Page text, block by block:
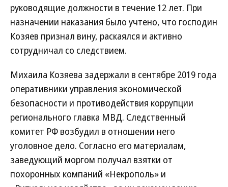
руководящие должности в течение 12 лет. При
назначении наказания было учтено, что господин
Козяев признал вину, раскаялся и активно
сотрудничал со следствием.
Михаила Козяева задержали в сентябре 2019 года
оперативники управления экономической
безопасности и противодействия коррупции
регионального главка МВД. Следственный
комитет РФ возбудил в отношении него
уголовное дело. Согласно его материалам,
заведующий моргом получал взятки от
похоронных компаний «Некрополь» и